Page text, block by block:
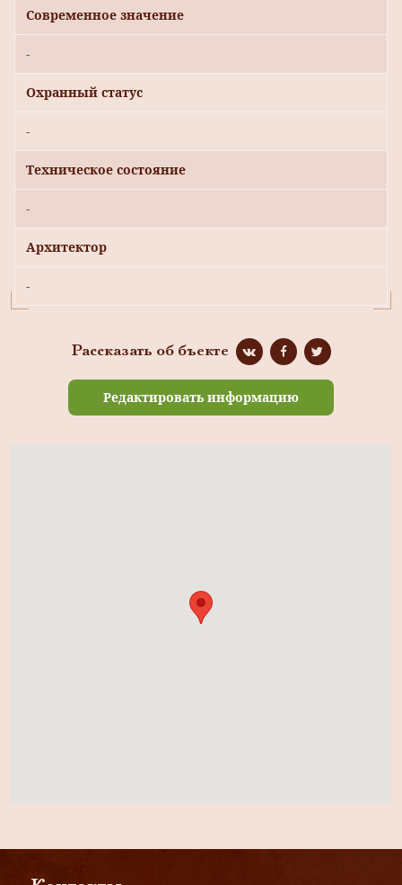
Современное значение
-
Охранный статус
-
Техническое состояние
-
Архитектор
-
Рассказать об бъекте
Редактировать информацию